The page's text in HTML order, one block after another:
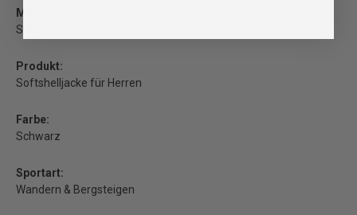
Marke:
Salewa
Produkt:
Softshelljacke für Herren
Farbe:
Schwarz
Sportart:
Wandern & Bergsteigen